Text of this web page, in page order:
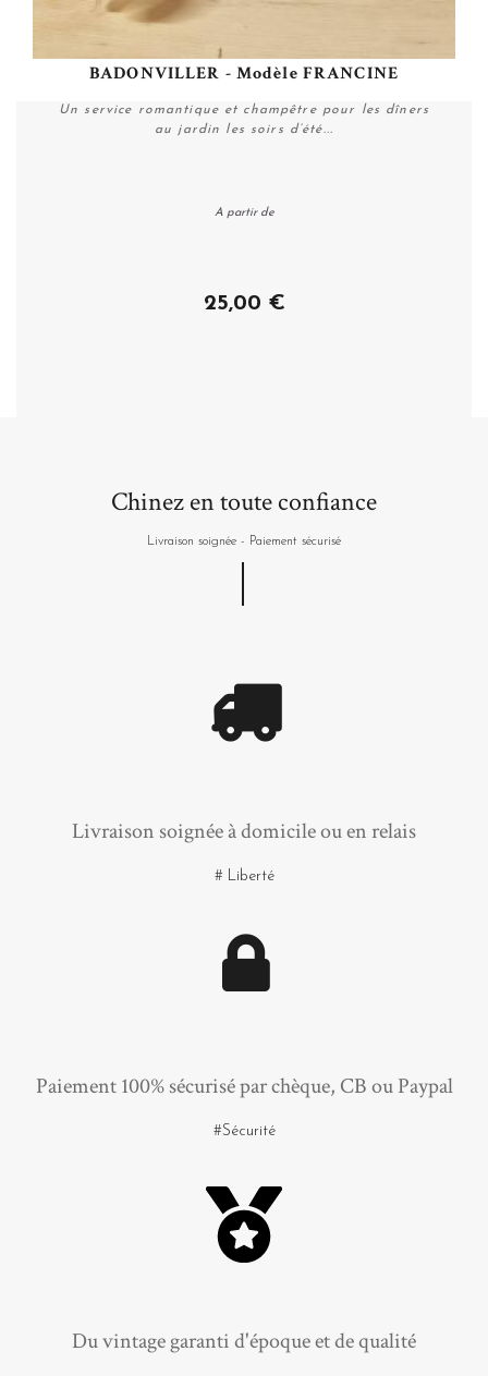
BADONVILLER - Modèle FRANCINE
Un service romantique et champêtre pour les dîners
au jardin les soirs d’été...
A partir de
25,00 €
Chinez en toute confiance
Livraison soignée - Paiement sécurisé
Livraison soignée à domicile ou en relais
# Liberté
Paiement 100% sécurisé par chèque, CB ou Paypal
#Sécurité
Du vintage garanti d'époque et de qualité